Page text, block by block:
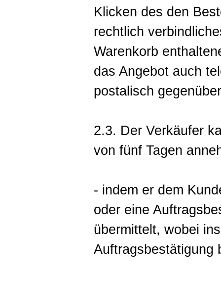
Klicken des den
rechtlich
Warenkorb
das Angebot auch
postalisch
2.3. Der Verkäufer
von fünf Tagen
- indem er dem
oder eine
übermittelt, wobei
Auftragsbestätigung